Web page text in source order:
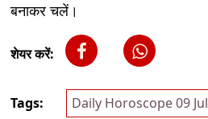
बनाकर चलें।
शेयर करें:
Tags: Daily Horoscope 09